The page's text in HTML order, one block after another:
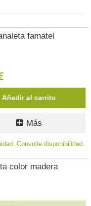
famatel
Añadir al carrito
Más
Consulte disponibilidad.
color madera